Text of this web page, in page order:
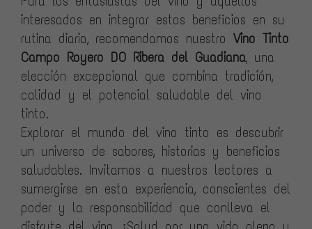
interesados en integrar estos beneficios en su
rutina diaria, recomendamos nuestro Vino Tinto
Campo Royero DO Ribera del Guadiana, una
elección excepcional que combina tradición,
calidad y el potencial saludable del vino
tinto.
Explorar el mundo del vino tinto es descubrir
un universo de sabores, historias y beneficios
saludables. Invitamos a nuestros lectores a
sumergirse en esta experiencia, conscientes del
poder y la responsabilidad que conlleva el